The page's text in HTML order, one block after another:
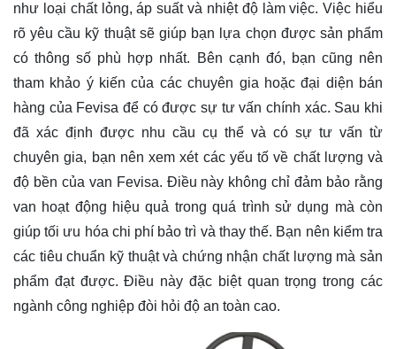
như loại chất lỏng, áp suất và nhiệt độ làm việc. Việc hiểu
rõ yêu cầu kỹ thuật sẽ giúp bạn lựa chọn được sản phẩm
có thông số phù hợp nhất. Bên cạnh đó, bạn cũng nên
tham khảo ý kiến của các chuyên gia hoặc đại diện bán
hàng của Fevisa để có được sự tư vấn chính xác. Sau khi
đã xác định được nhu cầu cụ thể và có sự tư vấn từ
chuyên gia, bạn nên xem xét các yếu tố về chất lượng và
độ bền của van Fevisa. Điều này không chỉ đảm bảo rằng
van hoạt động hiệu quả trong quá trình sử dụng mà còn
giúp tối ưu hóa chi phí bảo trì và thay thế. Bạn nên kiểm tra
các tiêu chuẩn kỹ thuật và chứng nhận chất lượng mà sản
phẩm đạt được. Điều này đặc biệt quan trọng trong các
ngành công nghiệp đòi hỏi độ an toàn cao.